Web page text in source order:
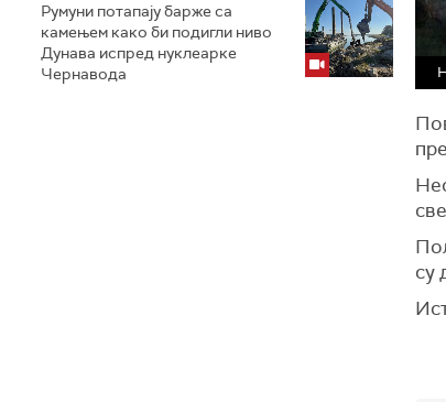
Румуни потапају барже са
камењем како би подигли ниво
Дунава испред нуклеарке
Чернавода
су